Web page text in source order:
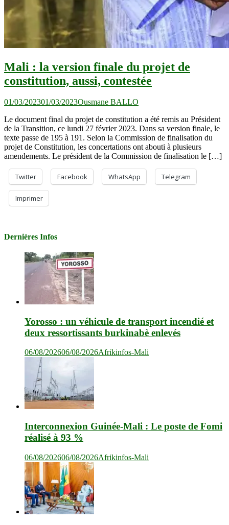
Mali : la version finale du projet de
constitution, aussi, contestée
01/03/202301/03/2023Ousmane BALLO
Le document final du projet de constitution a été remis au Président
de la Transition, ce lundi 27 février 2023. Dans sa version finale, le
texte passe de 195 à 191. Selon la Commission de finalisation du
projet de Constitution, les concertations ont abouti à plusieurs
amendements. Le président de la Commission de finalisation le […]
Twitter Facebook WhatsApp Telegram
Imprimer
Dernières Infos
Yorosso : un véhicule de transport incendié et
deux ressortissants burkinabè enlevés
06/08/202606/08/2026Afrikinfos-Mali
Interconnexion Guinée-Mali : Le poste de Fomi
réalisé à 93 %
06/08/202606/08/2026Afrikinfos-Mali